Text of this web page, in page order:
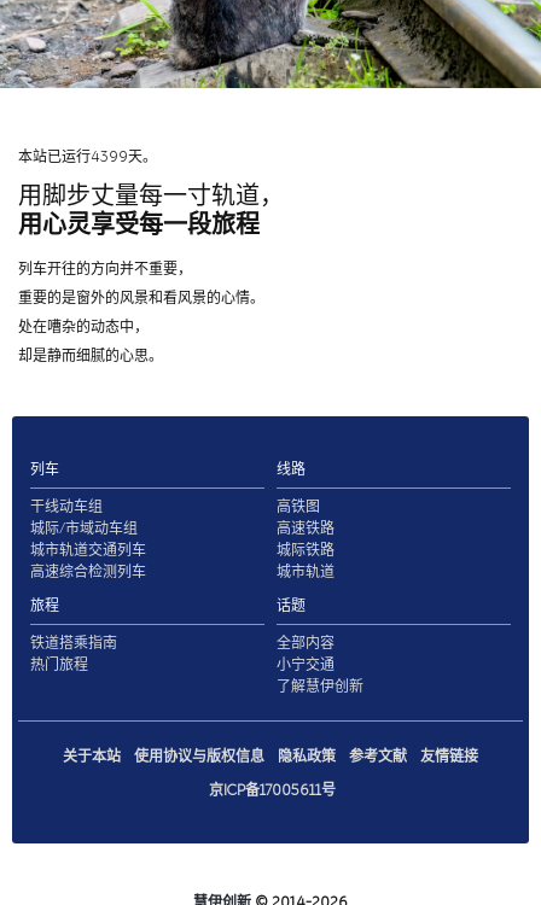
本站已运行4399天。
用脚步丈量每一寸轨道，
用心灵享受每一段旅程
列车开往的方向并不重要，
重要的是窗外的风景和看风景的心情。
处在嘈杂的动态中，
却是静而细腻的心思。
列车
干线动车组
城际/市域动车组
城市轨道交通列车
高速综合检测列车
线路
高铁图
高速铁路
城际铁路
城市轨道
旅程
铁道搭乘指南
热门旅程
话题
全部内容
小宁交通
了解慧伊创新
关于本站 使用协议与版权信息 隐私政策 参考文献
友情链接
京ICP备17005611号